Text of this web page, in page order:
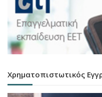
Χρηματοπιστωτικός